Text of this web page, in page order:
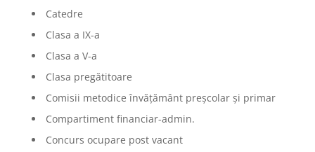
Catedre
Clasa a IX-a
Clasa a V-a
Clasa pregătitoare
Comisii metodice învățământ preșcolar și primar
Compartiment financiar-admin.
Concurs ocupare post vacant